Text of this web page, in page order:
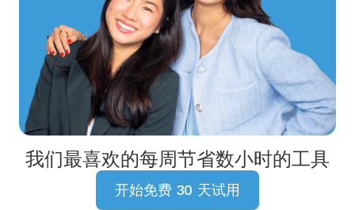
我们最喜欢的每周节省数小时的工具
开始免费 30 天试用